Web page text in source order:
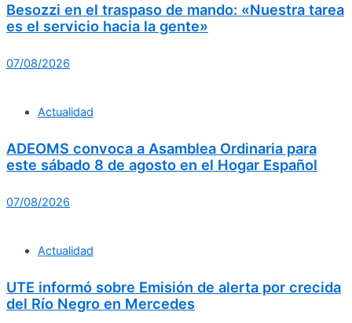
Besozzi en el traspaso de mando: «Nuestra tarea
es el servicio hacia la gente»
07/08/2026
Actualidad
ADEOMS convoca a Asamblea Ordinaria para
este sábado 8 de agosto en el Hogar Español
07/08/2026
Actualidad
UTE informó sobre Emisión de alerta por crecida
del Río Negro en Mercedes